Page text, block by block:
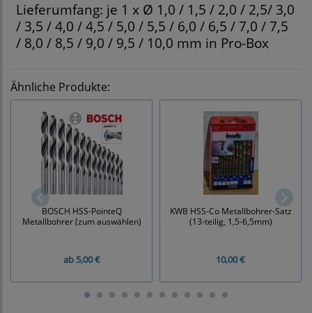
Lieferumfang: je 1 x Ø 1,0 / 1,5 / 2,0 / 2,5/ 3,0
/ 3,5 / 4,0 / 4,5 / 5,0 / 5,5 / 6,0 / 6,5 / 7,0 / 7,5
/ 8,0 / 8,5 / 9,0 / 9,5 / 10,0 mm in Pro-Box
Ähnliche Produkte:
BOSCH HSS-PointeQ
Metallbohrer (zum auswählen)
ab5,00 €
KWB HSS-Co Metallbohrer-Satz
(13-teilig, 1,5-6,5mm)
10,00 €